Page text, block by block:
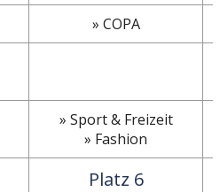
» COPA
» Sport & Freizeit
» Fashion
Platz 6